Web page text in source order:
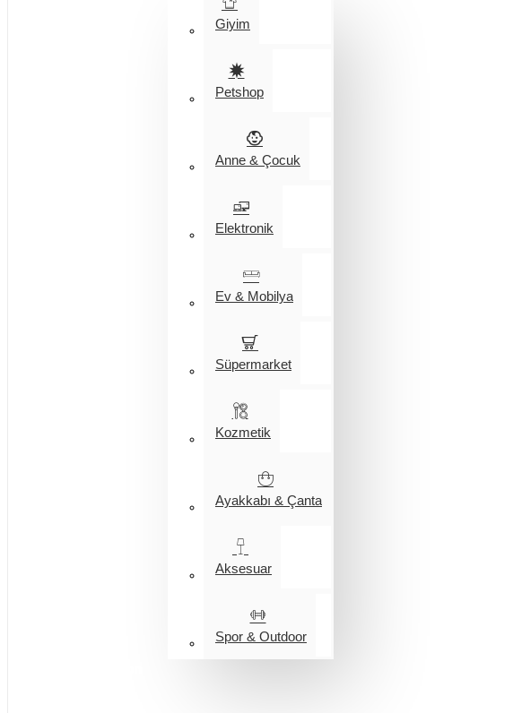
Giyim
Petshop
Anne & Çocuk
Elektronik
Ev & Mobilya
Süpermarket
Kozmetik
Ayakkabı & Çanta
Aksesuar
Spor & Outdoor